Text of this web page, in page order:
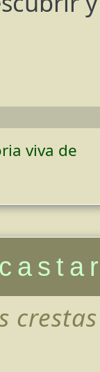
viva de